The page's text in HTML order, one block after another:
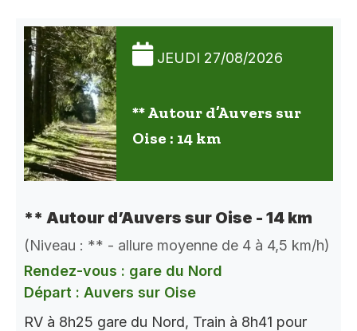
JEUDI 27/08/2026
** Autour d’Auvers sur
Oise : 14 km
** Autour d’Auvers sur Oise - 14 km
(Niveau : ** - allure moyenne de 4 à 4,5 km/h)
Rendez-vous : gare du Nord
Départ : Auvers sur Oise
RV à 8h25 gare du Nord, Train à 8h41 pour